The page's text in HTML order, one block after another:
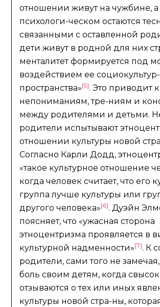
отношении живут на чужбине, а
психологи-ческом остаются
связанными с оставленной
дети живут в родной для них
менталитет формируется под
воздействием ее
пространства»[5]. Это приводит к
непониманиям, тре-ниям и
между родителями и детьми.
родители испытывают
отношении культуры новой
Согласно Карли Додд,
«такое культурное отношение
когда человек считает, что его
группа лучше культуры или
другого человека»[6]. Дуэйн
поясняет, что «ужасная сторона
этноцентризма проявляется в
культурной надменности»[7]. К
родители, сами того не
боль своим детям, когда
отзываются о тех или иных
культуры новой стра-ны,